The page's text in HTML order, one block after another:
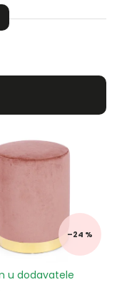
–24 %
u dodavatele